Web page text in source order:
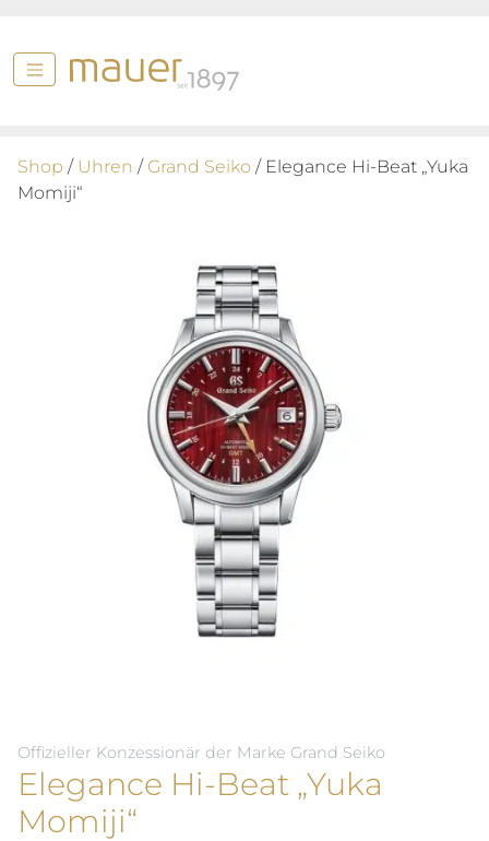
Shop / Uhren / Grand Seiko / Elegance Hi-Beat „Yuka
Momiji“
Offizieller Konzessionär der Marke Grand Seiko
Elegance Hi-Beat „Yuka
Momiji“